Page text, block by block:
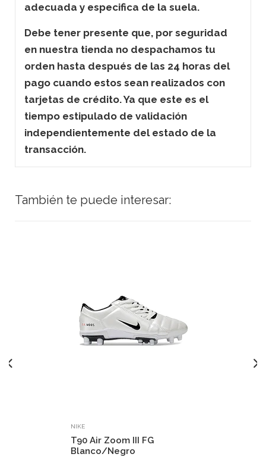
adecuada y especifica de la suela.
Debe tener presente que, por seguridad
en nuestra tienda no despachamos tu
orden hasta después de las 24 horas del
pago cuando estos sean realizados con
tarjetas de crédito. Ya que este es el
tiempo estipulado de validación
independientemente del estado de la
transacción.
También te puede interesar:
NIKE
T90 Air Zoom III FG
Blanco/Negro